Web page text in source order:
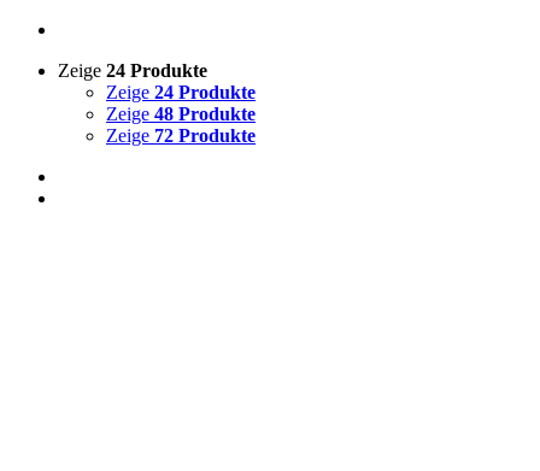
Produkt-Kategorien
Produkt Schlagwörter
Zeige 24 Produkte
Zeige 24 Produkte
Zeige 48 Produkte
Zeige 72 Produkte